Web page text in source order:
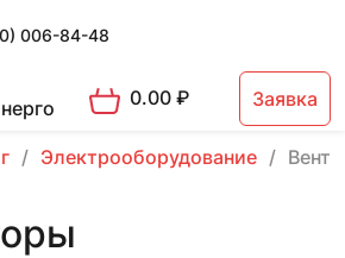
006-84-48
0.00₽ Заявка
Электрооборудование